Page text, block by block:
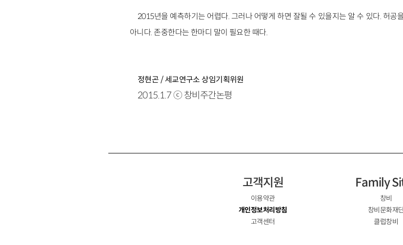
2015년을 예측하기는 어렵다. 그러나 어떻게 하면 잘될 수 있을지는 알 수 있다. 허공
아니다. 존중한다는 한마디 말이 필요한 때다.
정현곤 / 세교연구소 상임기획위원
2015.1.7 ⓒ 창비주간논평
고객지원
이용약관
개인정보처리방침
고객센터
Family
창비
창비문화재
클럽창비